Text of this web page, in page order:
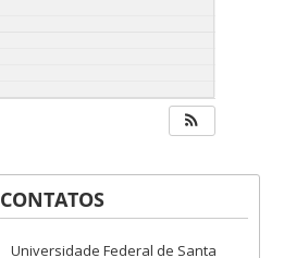
CONTATOS
Universidade Federal de Santa